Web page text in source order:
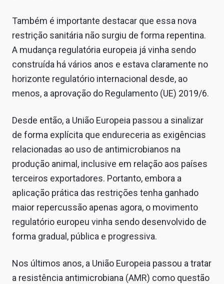
Também é importante destacar que essa nova
restrição sanitária não surgiu de forma repentina.
A mudança regulatória europeia já vinha sendo
construída há vários anos e estava claramente no
horizonte regulatório internacional desde, ao
menos, a aprovação do Regulamento (UE) 2019/6.
Desde então, a União Europeia passou a sinalizar
de forma explícita que endureceria as exigências
relacionadas ao uso de antimicrobianos na
produção animal, inclusive em relação aos países
terceiros exportadores. Portanto, embora a
aplicação prática das restrições tenha ganhado
maior repercussão apenas agora, o movimento
regulatório europeu vinha sendo desenvolvido de
forma gradual, pública e progressiva.
Nos últimos anos, a União Europeia passou a tratar
a resistência antimicrobiana (AMR) como questão